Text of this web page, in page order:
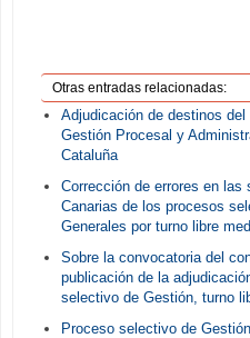
Otras entradas relacionadas:
Adjudicación de destinos
Gestión Procesal y
Cataluña
Corrección de errores en las
Canarias de los procesos
Generales por turno libre
Sobre la convocatoria del
publicación de la
selectivo de Gestión, turno
Proceso selectivo de